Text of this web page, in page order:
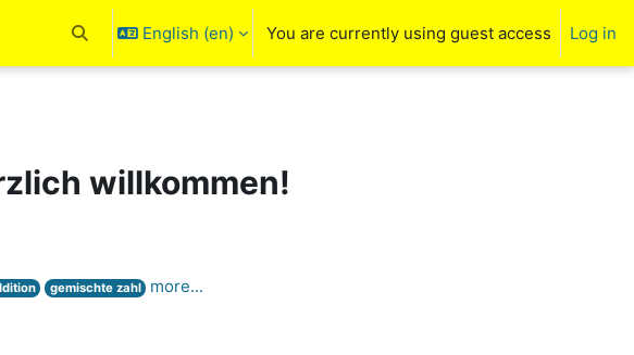
Toggle search input
English ‎(en)‎ You are currently using guest access Log in
willkommen!
gemischte zahl
more...